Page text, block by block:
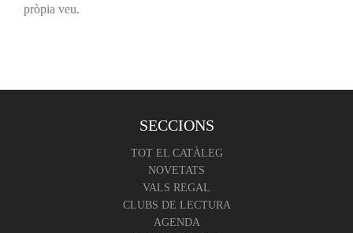
pròpia veu.
SECCIONS
TOT EL CATÀLEG
NOVETATS
VALS REGAL
CLUBS DE LECTURA
AGENDA